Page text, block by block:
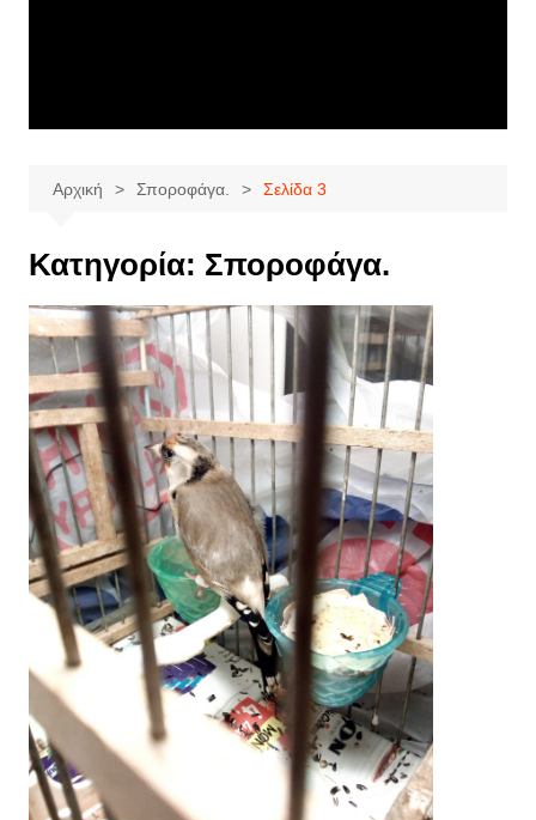
Αρχική Σποροφάγα. Σελίδα 3
Κατηγορία: Σποροφάγα.